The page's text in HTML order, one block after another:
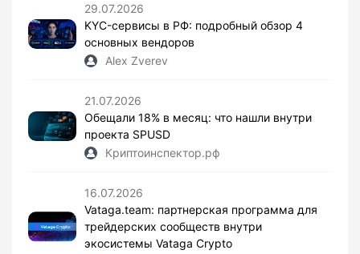
29.07.2026
KYC-сервисы в РФ: подробный обзор 4
основных вендоров
Alex Zverev
21.07.2026
Обещали 18% в месяц: что нашли внутри
проекта SPUSD
Криптоинспектор.рф
16.07.2026
Vataga.team: партнерская программа для
трейдерских сообществ внутри
экосистемы Vataga Crypto